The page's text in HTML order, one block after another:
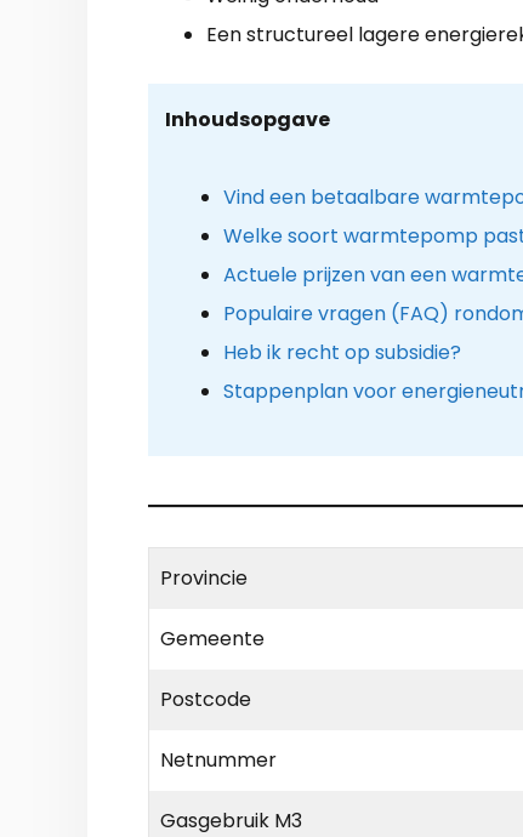
Een structureel lagere
Inhoudsopgave
Vind een betaalbare
Welke soort warmtepomp
Actuele prijzen van een
Populaire vragen (FAQ)
Heb ik recht op subsidie?
Stappenplan voor
Provincie
Gemeente
Postcode
Netnummer
Gasgebruik M3